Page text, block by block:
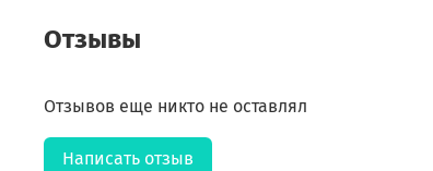
Отзывы
Отзывов еще никто не оставлял
Написать отзыв